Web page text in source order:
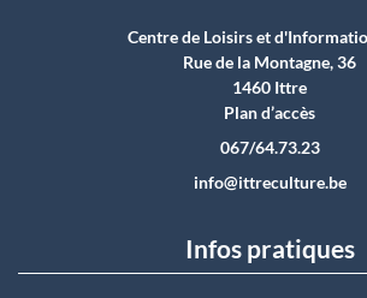
Centre de Loisirs et
Rue de la Montagne, 36
1460 Ittre
Plan d’accès
067/64.73.23
info@ittreculture.be
Infos pratiques